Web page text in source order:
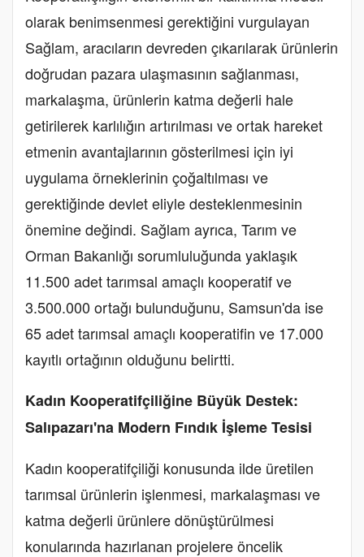
olarak benimsenmesi gerektiğini vurgulayan
Sağlam, aracıların devreden çıkarılarak ürünlerin
doğrudan pazara ulaşmasının sağlanması,
markalaşma, ürünlerin katma değerli hale
getirilerek karlılığın artırılması ve ortak hareket
etmenin avantajlarının gösterilmesi için iyi
uygulama örneklerinin çoğaltılması ve
gerektiğinde devlet eliyle desteklenmesinin
önemine değindi. Sağlam ayrıca, Tarım ve
Orman Bakanlığı sorumluluğunda yaklaşık
11.500 adet tarımsal amaçlı kooperatif ve
3.500.000 ortağı bulunduğunu, Samsun'da ise
65 adet tarımsal amaçlı kooperatifin ve 17.000
kayıtlı ortağının olduğunu belirtti.
Kadın Kooperatifçiliğine Büyük Destek:
Salıpazarı'na Modern Fındık İşleme Tesisi
Kadın kooperatifçiliği konusunda ilde üretilen
tarımsal ürünlerin işlenmesi, markalaşması ve
katma değerli ürünlere dönüştürülmesi
konularında hazırlanan projelere öncelik